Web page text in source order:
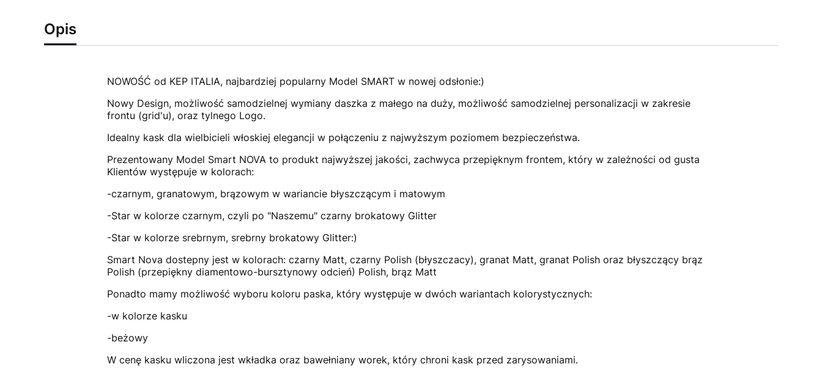
Opis
NOWOŚĆ od KEP ITALIA, najbardziej popularny Model SMART w nowej odsłonie:)
Nowy Design, możliwość samodzielnej wymiany daszka z małego na duży, możliwość samodzielnej personalizacji w zakresie
frontu (grid'u), oraz tylnego Logo.
Idealny kask dla wielbicieli włoskiej elegancji w połączeniu z najwyższym poziomem bezpieczeństwa.
Prezentowany Model Smart NOVA to produkt najwyższej jakości, zachwyca przepięknym frontem, który w zależności od gusta
Klientów występuje w kolorach:
-czarnym, granatowym, brązowym w wariancie błyszczącym i matowym
-Star w kolorze czarnym, czyli po "Naszemu" czarny brokatowy Glitter
-Star w kolorze srebrnym, srebrny brokatowy Glitter:)
Smart Nova dostepny jest w kolorach: czarny Matt, czarny Polish (błyszczacy), granat Matt, granat Polish oraz błyszczący brąz
Polish (przepiękny diamentowo-bursztynowy odcień) Polish, brąz Matt
Ponadto mamy możliwość wyboru koloru paska, który występuje w dwóch wariantach kolorystycznych:
-w kolorze kasku
-beżowy
W cenę kasku wliczona jest wkładka oraz bawełniany worek, który chroni kask przed zarysowaniami.